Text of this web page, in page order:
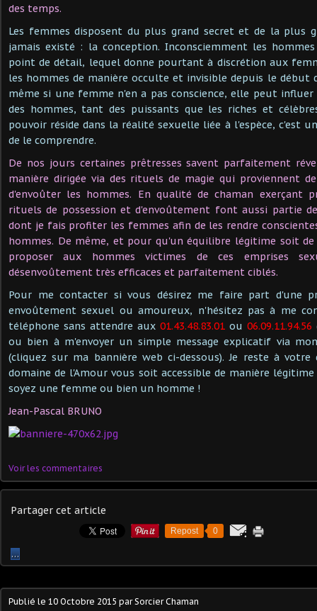
des temps.
Les femmes disposent du plus grand secret et de la plus
jamais existé : la conception. Inconsciemment les
point de détail, lequel donne pourtant à discrétion aux
les hommes de manière occulte et invisible depuis le début
même si une femme n'en a pas conscience, elle peut
des hommes, tant des puissants que les riches et
pouvoir réside dans la réalité sexuelle liée à l'espèce, c'est
de le comprendre.
De nos jours certaines prêtresses savent parfaitement
manière dirigée via des rituels de magie qui proviennent
d'envoûter les hommes. En qualité de chaman exerçant
rituels de possession et d'envoûtement font aussi partie
dont je fais profiter les femmes afin de les rendre
hommes. De même, et pour qu'un équilibre légitime soit
proposer aux hommes victimes de ces emprises
désenvoûtement très efficaces et parfaitement ciblés.
Pour me contacter si vous désirez me faire part d'une
envoûtement sexuel ou amoureux, n'hésitez pas à me
téléphone sans attendre aux 01.43.48.83.01 ou 06.09.11.94.56
ou bien à m'envoyer un simple message explicatif via
(cliquez sur ma bannière web ci-dessous). Je reste à
domaine de l'Amour vous soit accessible de manière
soyez une femme ou bien un homme !
Jean-Pascal BRUNO
Voir les commentaires
Partager cet article
Repost 0
…
Publié le 10 Octobre 2015 par Sorcier Chaman